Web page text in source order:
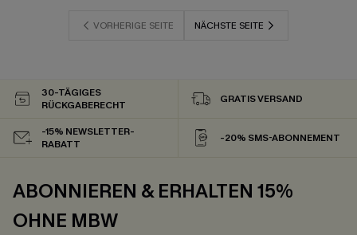
VORHERIGE SEITE NÄCHSTE SEITE
30-TÄGIGES
RÜCKGABERECHT
GRATIS VERSAND
-15% NEWSLETTER-
RABATT
-20% SMS-ABONNEMENT
ABONNIEREN & ERHALTEN 15%
OHNE MBW